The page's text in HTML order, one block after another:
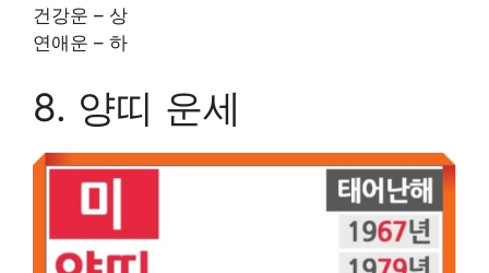
건강운 – 상
연애운 – 하
8. 양띠 운세